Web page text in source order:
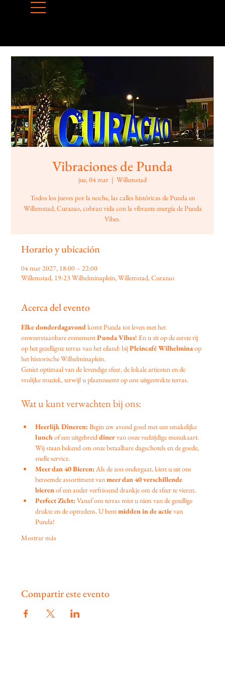
Vibraciones de Punda
jue, 04 mar
  |
Willemstad
Todos los jueves por la noche, las calles históricas de Punda en
Willemstad, Curazao, cobran vida con la vibrante energía de Punda
Vibes.
Horario y ubicación
04 mar 2027, 18:00 – 22:00
Willemstad, 19-23 Wilhelminaplein, Willemstad, Curazao
Acerca del evento
Elke donderdagavond komt Punda tot leven met het
onweerstaanbare evenement Punda Vibes! En u zit op de eerste rij
op het gezelligste terras van het eiland: bij Pleincafé Wilhelmina op
het historische Wilhelminaplein.
Geniet optimaal van de levendige sfeer, de lokale artiesten en de
vrolijke muziek, terwijl u plaatsneemt op ons uitgestrekte terras.
Wat u kunt verwachten bij ons:
Heerlijk Dineren: Begin uw avond goed met een smakelijke
lunch of een uitgebreid diner van onze veelzijdige menukaart.
Wij staan bekend om onze betaalbare dagschotels en de goede,
snelle service.
Meer dan 40 Bieren: Als de zon ondergaat, kiest u uit ons
beroemde assortiment van meer dan 40 verschillende
bieren of een ander verfrissend drankje om de sfeer te vieren.
Perfect Zicht: Vanaf ons terras mist u niets van de gezellige
drukte en de optredens. U bent midden in de actie van
Punda!
Mostrar más
Compartir este evento